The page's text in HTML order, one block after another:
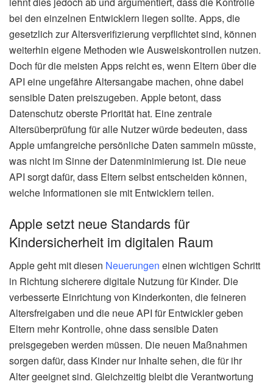
bei den einzelnen Entwicklern liegen sollte. Apps, die
gesetzlich zur Altersverifizierung verpflichtet sind, können
weiterhin eigene Methoden wie Ausweiskontrollen nutzen.
Doch für die meisten Apps reicht es, wenn Eltern über die
API eine ungefähre Altersangabe machen, ohne dabei
sensible Daten preiszugeben. Apple betont, dass
Datenschutz oberste Priorität hat. Eine zentrale
Altersüberprüfung für alle Nutzer würde bedeuten, dass
Apple umfangreiche persönliche Daten sammeln müsste,
was nicht im Sinne der Datenminimierung ist. Die neue
API sorgt dafür, dass Eltern selbst entscheiden können,
welche Informationen sie mit Entwicklern teilen.
Apple setzt neue Standards für
Kindersicherheit im digitalen Raum
Apple geht mit diesen Neuerungen einen wichtigen Schritt
in Richtung sicherere digitale Nutzung für Kinder. Die
verbesserte Einrichtung von Kinderkonten, die feineren
Altersfreigaben und die neue API für Entwickler geben
Eltern mehr Kontrolle, ohne dass sensible Daten
preisgegeben werden müssen. Die neuen Maßnahmen
sorgen dafür, dass Kinder nur Inhalte sehen, die für ihr
Alter geeignet sind. Gleichzeitig bleibt die Verantwortung